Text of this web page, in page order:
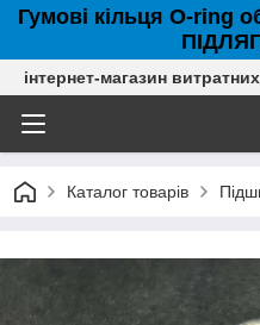
Гумові кільця O-ring
інтернет-магазин
Каталог товарів